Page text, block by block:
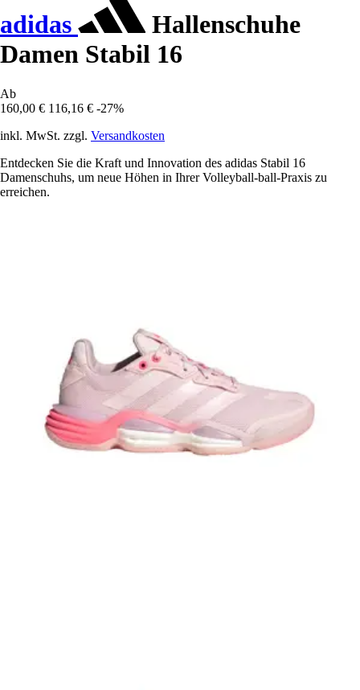
adidas
Hallenschuhe
Damen Stabil 16
Ab
160,00 € 116,16 € -27%
inkl. MwSt. zzgl. Versandkosten
Entdecken Sie die Kraft und Innovation des adidas Stabil 16
Damenschuhs, um neue Höhen in Ihrer Volleyball-ball-Praxis zu
erreichen.